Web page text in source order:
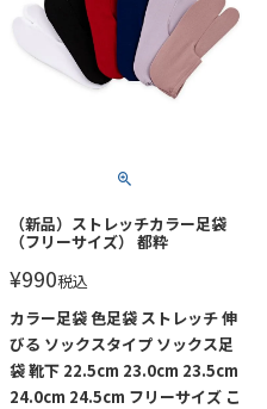
（新品）ストレッチカラー足袋
（フリーサイズ） 都粋
¥990税込
カラー足袋 色足袋 ストレッチ 伸
びる ソックスタイプ ソックス足
袋 靴下 22.5cm 23.0cm 23.5cm
24.0cm 24.5cm フリーサイズ こ